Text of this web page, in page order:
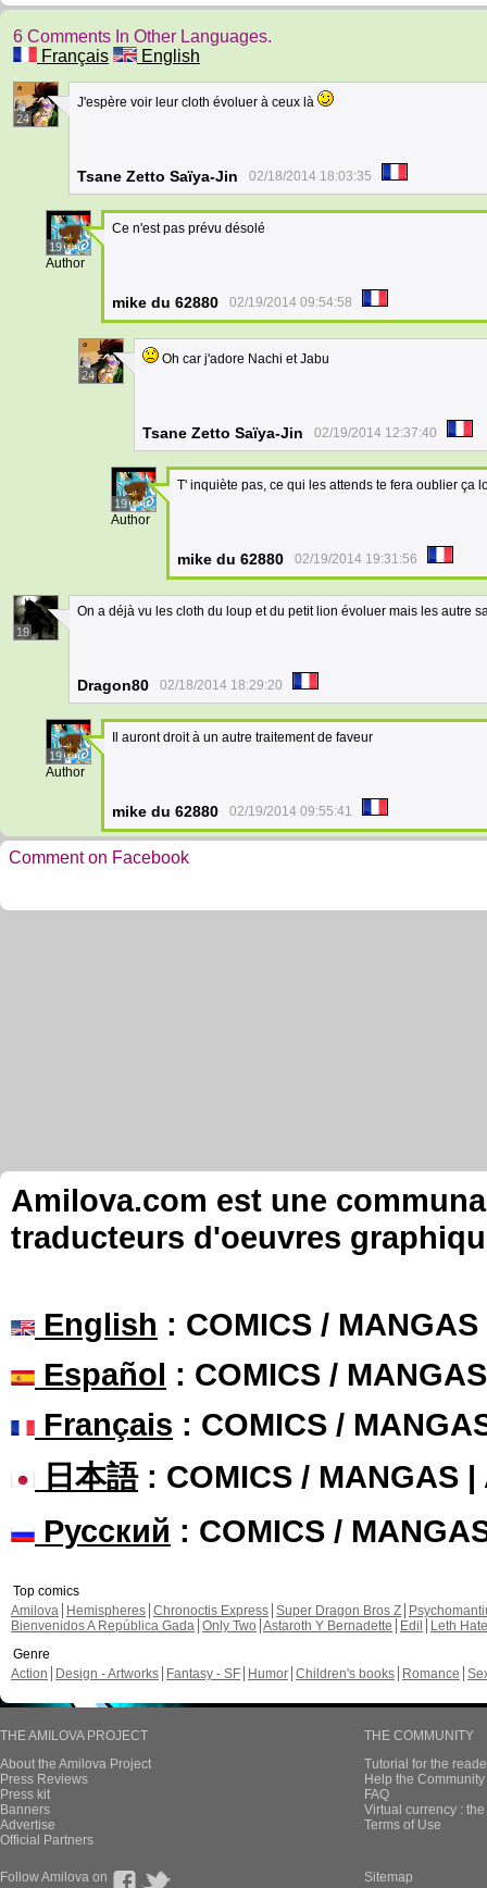
6 Comments In Other Languages.
Français
English
24
J'espère voir leur cloth évoluer à ceux là
Tsane Zetto Saïya-Jin 02/18/2014 18:03:35
19
Author
Ce n'est pas prévu désolé
mike du 62880 02/19/2014 09:54:58
24
Oh car j'adore Nachi et Jabu
Tsane Zetto Saïya-Jin 02/19/2014 12:37:40
19
Author
T' inquiète pas, ce qui les attends te fera oublier ça
mike du 62880 02/19/2014 19:31:56
19
On a déjà vu les cloth du loup et du petit lion évoluer mais les autre
Dragon80 02/18/2014 18:29:20
19
Author
Il auront droit à un autre traitement de faveur
mike du 62880 02/19/2014 09:55:41
Comment on Facebook
Amilova.com est une
traducteurs d'oeuvres
English : COMICS /
Español : COMICS /
Français : COMICS /
日本語: COMICS / MANGAS |
Русский : COMICS /
Top comics
Amilova
Hemispheres Chronoctis Express Super Dragon Bros Z
Bienvenidos A República Gada Only Two Astaroth Y Bernadette Edil
Leth Hate
Genre
Action
Design - Artworks Fantasy - SF Humor Children's books Romance
THE AMILOVA PROJECT
About the Amilova Project
Press Reviews
Press kit
Banners
Advertise
Official Partners
THE COMMUNITY
Tutorial for the
Help the
FAQ
Virtual currency :
Terms of Use
Follow Amilova on Sitemap